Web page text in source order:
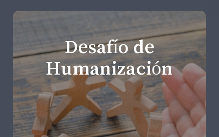
Desafío de
Humanización